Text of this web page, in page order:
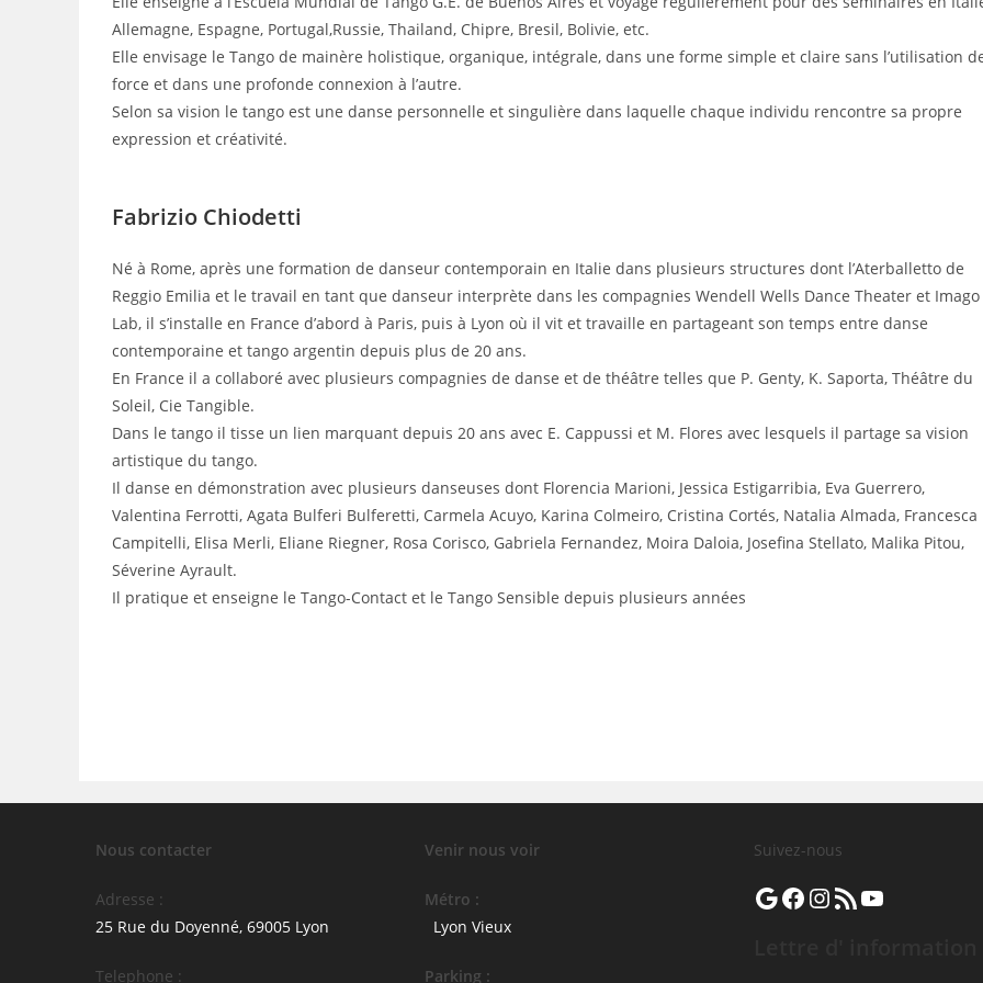
Allemagne, Espagne, Portugal,Russie, Thailand, Chipre, Bresil, Bolivie, etc.
Elle envisage le Tango de mainère holistique, organique, intégrale, dans une forme simple et claire sans l’utilisation
force et dans une profonde connexion à l’autre.
Selon sa vision le tango est une danse personnelle et singulière dans laquelle chaque individu rencontre sa propre
expression et créativité.
Fabrizio Chiodetti
Né à Rome, après une formation de danseur contemporain en Italie dans plusieurs structures dont l’Aterballetto de
Reggio Emilia et le travail en tant que danseur interprète dans les compagnies Wendell Wells Dance Theater et Imago
Lab, il s’installe en France d’abord à Paris, puis à Lyon où il vit et travaille en partageant son temps entre danse
contemporaine et tango argentin depuis plus de 20 ans.
En France il a collaboré avec plusieurs compagnies de danse et de théâtre telles que P. Genty, K. Saporta, Théâtre du
Soleil, Cie Tangible.
Dans le tango il tisse un lien marquant depuis 20 ans avec E. Cappussi et M. Flores avec lesquels il partage sa vision
artistique du tango.
Il danse en démonstration avec plusieurs danseuses dont Florencia Marioni, Jessica Estigarribia, Eva Guerrero,
Valentina Ferrotti, Agata Bulferi Bulferetti, Carmela Acuyo, Karina Colmeiro, Cristina Cortés, Natalia Almada, Francesca
Campitelli, Elisa Merli, Eliane Riegner, Rosa Corisco, Gabriela Fernandez, Moira Daloia, Josefina Stellato, Malika Pitou,
Séverine Ayrault.
Il pratique et enseigne le Tango-Contact et le Tango Sensible depuis plusieurs années
Nous contacter
Adresse :
25 Rue du Doyenné, 69005 Lyon
Telephone :
Venir nous voir
Métro :
Lyon Vieux
Parking :
Suivez-nous
GoogleFacebook
Instagram
Flux RSS YouTube